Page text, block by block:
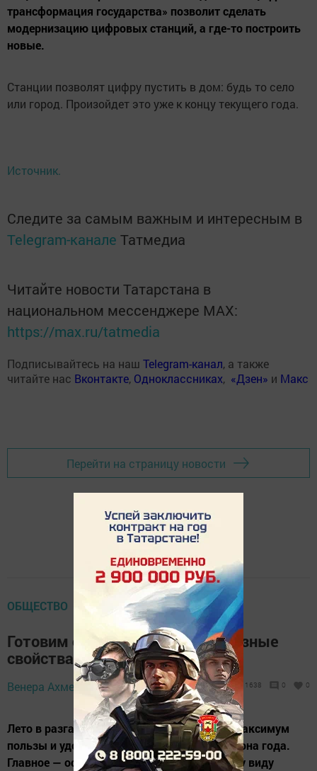
трансформация государства» позволит сделать
модернизацию цифровых станций, а где-то построить
новые.
Станции позволят цифру пустить в дом: будь то село
или город. Произойдет это уже к концу текущего года.
Источник.
Следите за самым важным и интересным в
Telegram-канале Татмедиа
Читайте новости Татарстана в
национальном мессенджере MАХ:
https://max.ru/tatmedia
Подписывайтесь на наш Telegram-канал, а также
читайте нас Вконтакте, Одноклассниках, «Дзен» и Макс
Перейти на страницу новости
ОБЩЕСТВО
Готовим сурицу: напиток — полезные
свойства и рецепты
Венера Ахметшина, 19 июля 2025 - 08:00 1638 0 0
Лето в разгаре, и мы стараемся получить максимум
пользы и удовольствия от этого яркого сезона года.
Главное — осмысленно подходить к любому виду